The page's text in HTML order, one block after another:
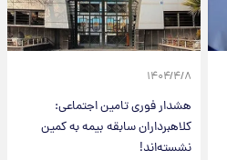
۱۴۰۴/۴/۸
هشدار فوری تامین اجتماعی:
کلاهبرداران سابقه بیمه به کمین
نشسته‌اند!